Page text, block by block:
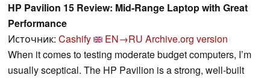
HP Pavilion 15 Review: Mid-Range Laptop with Great
Performance
Источник: Cashify EN→RU Archive.org version
When it comes to testing moderate budget computers, I’m
usually sceptical. The HP Pavilion is a strong, well-built